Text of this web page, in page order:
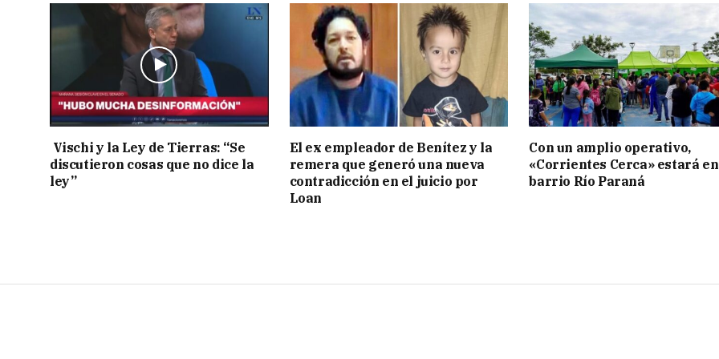
Vischi y la Ley de Tierras: “Se
discutieron cosas que no dice la
ley”
El ex empleador de Benítez y la
remera que generó una nueva
contradicción en el juicio por
Loan
Con un amplio operativo,
«Corrientes Cerca» estará
barrio Río Paraná